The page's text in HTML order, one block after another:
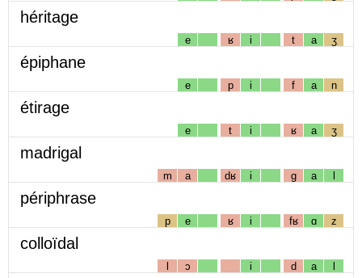
héritage
e ʁ i t a ʒ
épiphane
e p i f a n
étirage
e t i ʁ a ʒ
madrigal
m a dʁ i g a l
périphrase
p e ʁ i fʁ ɑ z
colloïdal
l ɔ i d a l